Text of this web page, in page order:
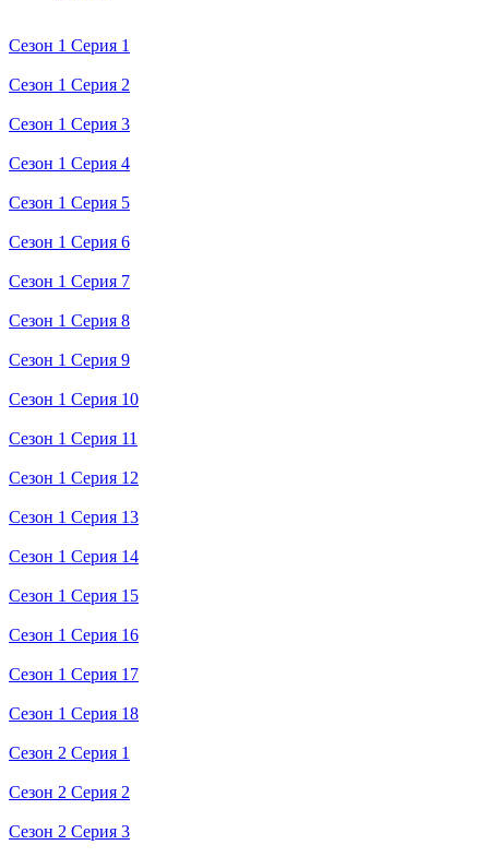
Сезон 1 Серия 1
Сезон 1 Серия 2
Сезон 1 Серия 3
Сезон 1 Серия 4
Сезон 1 Серия 5
Сезон 1 Серия 6
Сезон 1 Серия 7
Сезон 1 Серия 8
Сезон 1 Серия 9
Сезон 1 Серия 10
Сезон 1 Серия 11
Сезон 1 Серия 12
Сезон 1 Серия 13
Сезон 1 Серия 14
Сезон 1 Серия 15
Сезон 1 Серия 16
Сезон 1 Серия 17
Сезон 1 Серия 18
Сезон 2 Серия 1
Сезон 2 Серия 2
Сезон 2 Серия 3